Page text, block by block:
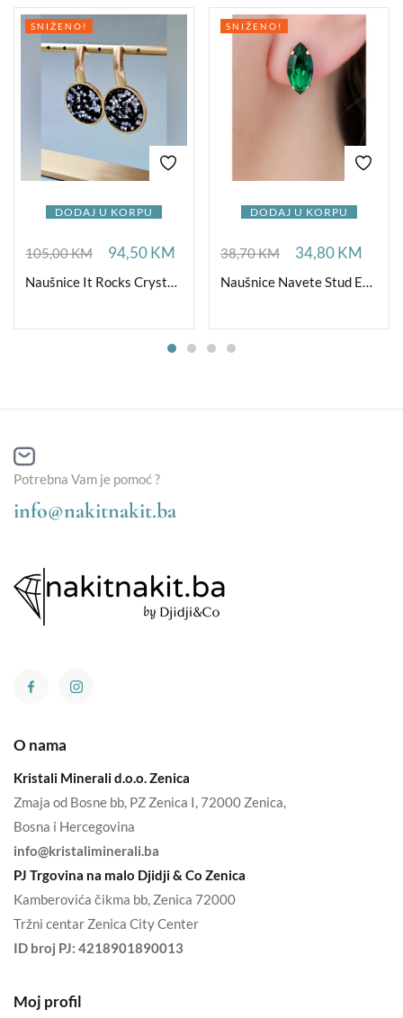
DODAJ U KORPU
SNIŽENO!
105,00KM 94,50KM
Naušnice It Rocks Crystal Pepper G
DODAJ U KORPU
SNIŽENO!
38,70KM 34,80KM
Naušnice Navete Stud Emerald
Potrebna Vam je pomoć ?
info@nakitnakit.ba
O nama
Kristali Minerali d.o.o. Zenica
Zmaja od Bosne bb, PZ Zenica I, 72000 Zenica,
Bosna i Hercegovina
info@kristaliminerali.ba
PJ Trgovina na malo Djidji & Co Zenica
Kamberovića čikma bb, Zenica 72000
Tržni centar Zenica City Center
ID broj PJ: 4218901890013
Moj profil